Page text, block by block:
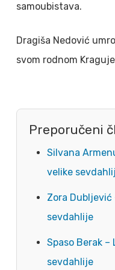
samoubistava.
Dragiša Nedović
svom rodnom
Preporučeni
Silvana
velike
Zora Dubljević
sevdahlije
Spaso Berak
sevdahlije